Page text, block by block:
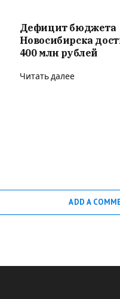
Дефицит бюджета
Новосибирска
400 млн рублей
Читать далее
ADD A